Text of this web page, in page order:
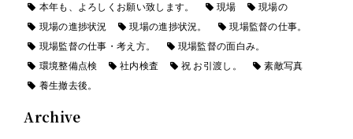
本年も、よろしくお願い致します。
現場
現場の
現場の進捗状況
現場の進捗状況。
現場監督の仕事。
現場監督の仕事・考え方。
現場監督の面白み。
環境整備点検
社内検査 祝 お引渡し。
素敵写真
養生撤去後。
Archive